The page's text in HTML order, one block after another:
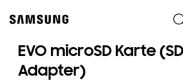
content
EVO microSD Karte
Adapter)